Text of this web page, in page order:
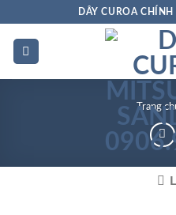
dung
DÂY CUROA
Trang